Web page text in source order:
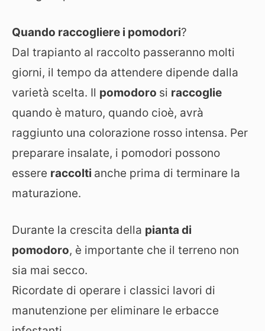
Quando raccogliere i pomodori?
Dal trapianto al raccolto passeranno molti
giorni, il tempo da attendere dipende dalla
varietà scelta. Il pomodoro si raccoglie
quando è maturo, quando cioè, avrà
raggiunto una colorazione rosso intensa. Per
preparare insalate, i pomodori possono
essere raccolti anche prima di terminare la
maturazione.
Durante la crescita della pianta di
pomodoro, è importante che il terreno non
sia mai secco.
Ricordate di operare i classici lavori di
manutenzione per eliminare le erbacce